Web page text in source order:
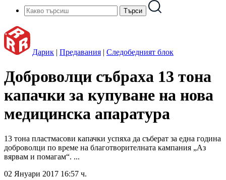
Дарик | Предавания | Следобедният блок
Доброволци събраха 13 тона
капачки за купуване на нова
медицинска апаратура
13 тона пластмасови капачки успяха да съберат за една година
доброволци по време на благотворителната кампания „Аз
вярвам и помагам“. ...
02 Януари 2017 16:57 ч.